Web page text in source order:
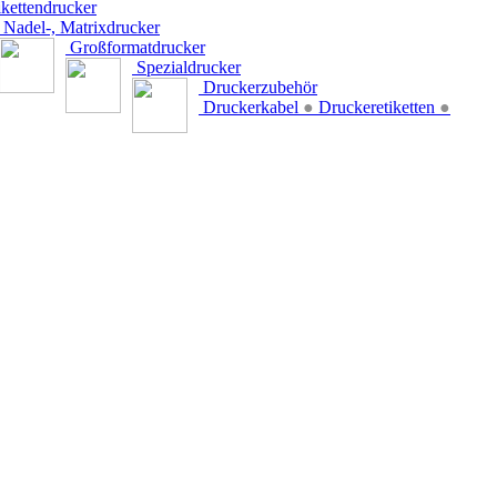
Nadel-, Matrixdrucker
Großformatdrucker
Spezialdrucker
Druckerzubehör
Druckerkabel ● Druckeretiketten ●